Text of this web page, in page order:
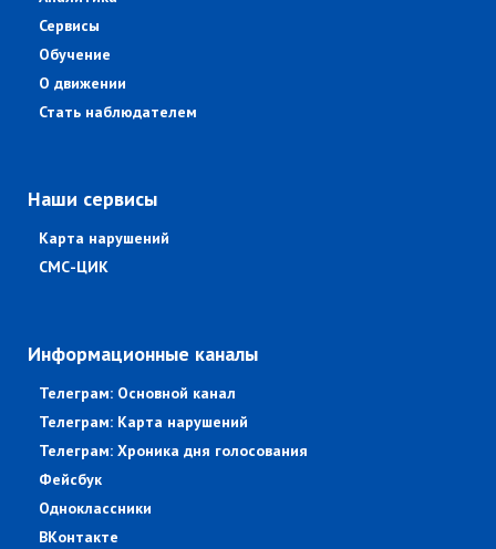
Сервисы
Обучение
О движении
Стать наблюдателем
Наши сервисы
Карта нарушений
СМС-ЦИК
Информационные каналы
Телеграм: Основной канал
Телеграм: Карта нарушений
Телеграм: Хроника дня голосования
Фейсбук
Одноклассники
ВКонтакте